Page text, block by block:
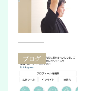
ブログ